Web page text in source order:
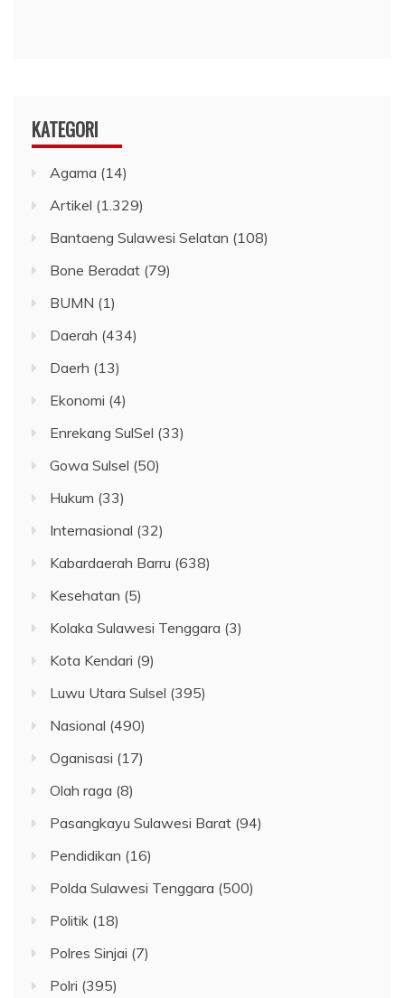
KATEGORI
Agama (14)
Artikel (1.329)
Bantaeng Sulawesi Selatan (108)
Bone Beradat (79)
BUMN (1)
Daerah (434)
Daerh (13)
Ekonomi (4)
Enrekang SulSel (33)
Gowa Sulsel (50)
Hukum (33)
Internasional (32)
Kabardaerah Barru (638)
Kesehatan (5)
Kolaka Sulawesi Tenggara (3)
Kota Kendari (9)
Luwu Utara Sulsel (395)
Nasional (490)
Oganisasi (17)
Olah raga (8)
Pasangkayu Sulawesi Barat (94)
Pendidikan (16)
Polda Sulawesi Tenggara (500)
Politik (18)
Polres Sinjai (7)
Polri (395)